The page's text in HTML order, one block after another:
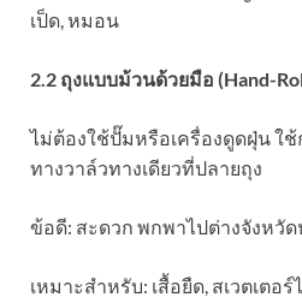
เป็ด, หมอน
2.2 ถุงแบบม้วนด้วยมือ (Hand-
ไม่ต้องใช้ปั๊มหรือเครื่องดูดฝุ่น ใ
ทางวาล์วทางเดียวที่ปลายถุง
ข้อดี: สะดวก พกพาไปต่างจังหวัด
เหมาะสำหรับ: เสื้อยืด, สเวตเตอ